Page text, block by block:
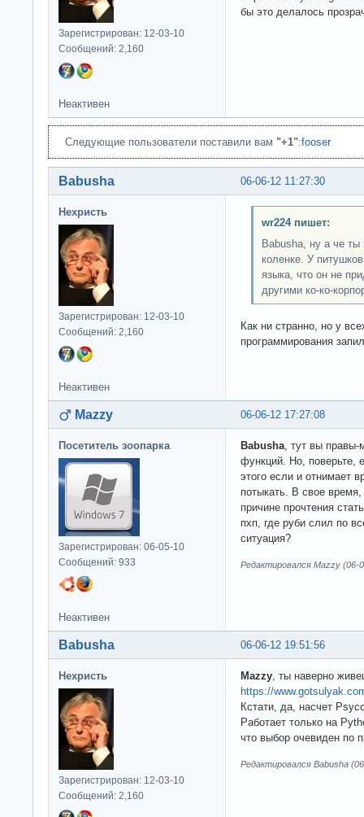
Зарегистрирован: 12-03-10
Сообщений: 2,160
бы это делалось
Неактивен
Следующие пользователи поставили вам "+1":fooser
06-06-12 11:27:30
Babusha
Нехристь
Зарегистрирован: 12-03-10
Сообщений: 2,160
wr224 пишет:
Babusha, ну а че
коленке. У
языка, что он не
другими ко-ко-
Как ни странно, но у
программирования
Неактивен
06-06-12 17:27:08
Mazzy
Посетитель зоопарка
Зарегистрирован: 06-05-10
Сообщений: 933
Babusha , тут вы
функций. Но, поверьте,
этого если и отнимает
потыкать. В свое
причине прочтения
пхп, где руби слил по
ситуация?
Редактировался Mazzy (06-
Неактивен
06-06-12 19:51:56
Babusha
Нехристь
Зарегистрирован: 12-03-10
Сообщений: 2,160
Mazzy , ты наверно
https://
Кстати, да, насчет
Работает только на
что выбор очевиден по
Редактировался Babusha